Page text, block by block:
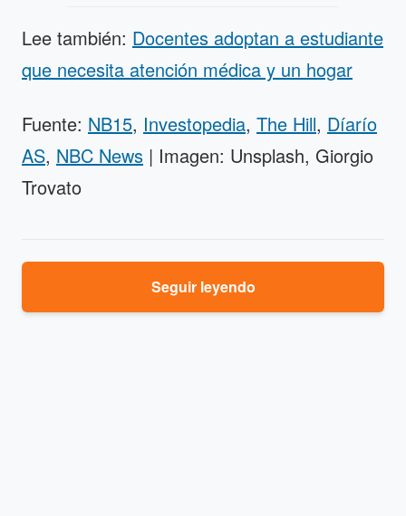
Lee también: Docentes adoptan a estudiante
que necesita atención médica y un hogar
Fuente: NB15, Investopedia, The Hill, Díarío
AS, NBC News | Imagen: Unsplash, Giorgio
Trovato
Seguir leyendo